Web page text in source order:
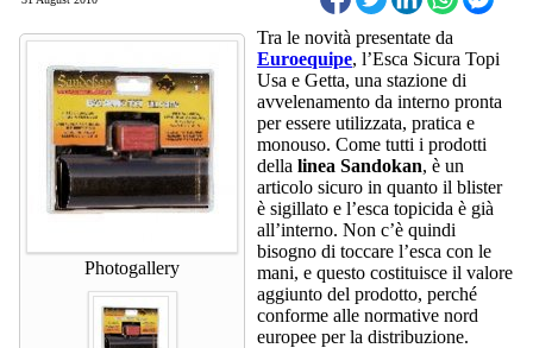
Photogallery
Tra le novità presentate da
Euroequipe, l’Esca Sicura Topi
Usa e Getta, una stazione di
avvelenamento da interno pronta
per essere utilizzata, pratica e
monouso. Come tutti i prodotti
della linea Sandokan, è un
articolo sicuro in quanto il blister
è sigillato e l’esca topicida è già
all’interno. Non c’è quindi
bisogno di toccare l’esca con le
mani, e questo costituisce il valore
aggiunto del prodotto, perché
conforme alle normative nord
europee per la distribuzione.